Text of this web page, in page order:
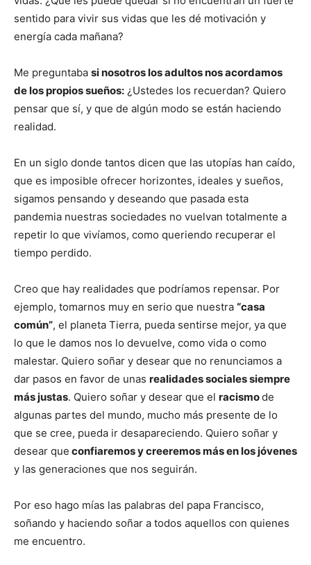
sentido para vivir sus vidas que les dé motivación y
energía cada mañana?
Me preguntaba si nosotros los adultos nos acordamos
de los propios sueños: ¿Ustedes los recuerdan? Quiero
pensar que sí, y que de algún modo se están haciendo
realidad.
En un siglo donde tantos dicen que las utopías han caído,
que es imposible ofrecer horizontes, ideales y sueños,
sigamos pensando y deseando que pasada esta
pandemia nuestras sociedades no vuelvan totalmente a
repetir lo que vivíamos, como queriendo recuperar el
tiempo perdido.
Creo que hay realidades que podríamos repensar. Por
ejemplo, tomarnos muy en serio que nuestra “casa
común”, el planeta Tierra, pueda sentirse mejor, ya que
lo que le damos nos lo devuelve, como vida o como
malestar. Quiero soñar y desear que no renunciamos a
dar pasos en favor de unas realidades sociales siempre
más justas. Quiero soñar y desear que el racismode
algunas partes del mundo, mucho más presente de lo
que se cree, pueda ir desapareciendo. Quiero soñar y
desear que confiaremos y creeremos más en los jóvenes
y las generaciones que nos seguirán.
Por eso hago mías las palabras del papa Francisco,
soñando y haciendo soñar a todos aquellos con quienes
me encuentro.